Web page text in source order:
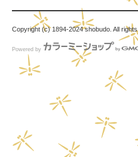
Copyright (c) 1894-2024 shobudo. All rights
Powered by